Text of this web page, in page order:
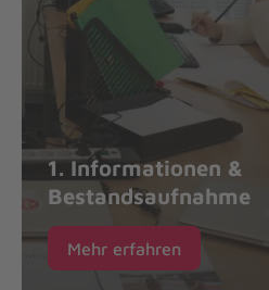
1. Informationen &
Bestandsaufnahme
Mehr erfahren